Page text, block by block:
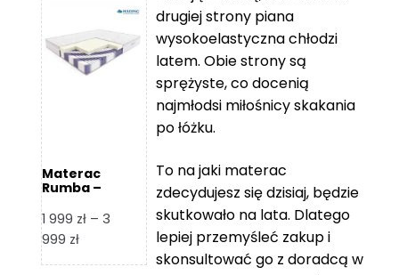
839 zł
do
670 zł
Materac
Rumba –
1 999 zł – 3
999 złZakres
drugiej strony piana
wysokoelastyczna chłodzi
latem. Obie strony są
sprężyste, co docenią
najmłodsi miłośnicy skakania
po łóżku.
To na jaki materac
zdecydujesz się dzisiaj, będzie
skutkowało na lata. Dlatego
lepiej przemyśleć zakup i
skonsultować go z doradcą w